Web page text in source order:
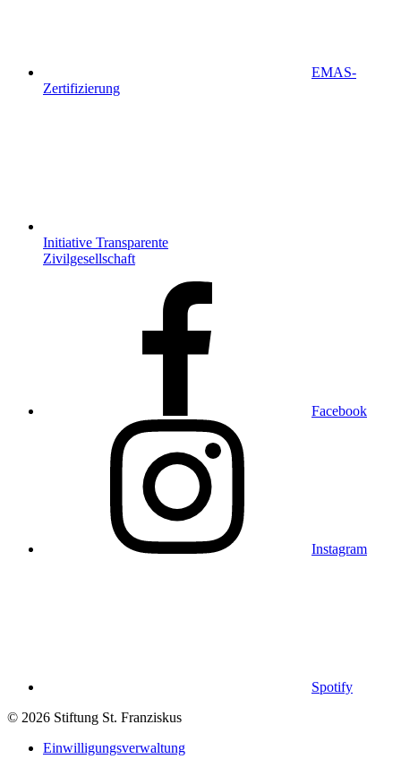
EMAS-
Zertifizierung
Initiative Transparente
Zivilgesellschaft
Facebook
Instagram
Spotify
© 2026 Stiftung St. Franziskus
Einwilligungsverwaltung